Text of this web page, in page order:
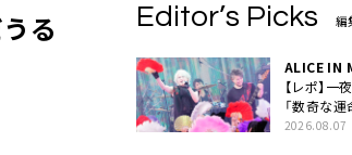
うる
Editor’s Picks 編
ALICE IN
【レポ】
「数奇な
2026.08.07